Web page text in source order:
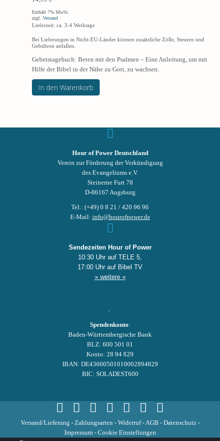
Enthält 7% MwSt.
zzgl. Versand
Lieferzeit: ca. 3-4 Werktage
Bei Lieferungen in Nicht-EU-Länder können zusätzliche Zölle, Steuern und
Gebühren anfallen.
Gebetstagebuch: Beten mit den Psalmen – Eine Anleitung, um mit
Hilfe der Bibel in der Nähe zu Gott, zu wachsen.
In den Warenkorb
Hour of Power Deutschland
Verein zur Förderung der Verkündigung
des Evangeliums e.V.
Steinerne Furt 78
D-86167 Augsburg
Tel.: (+49) 0 8 21 / 420 96 96
E-Mail: info@hourofpower.de
Sendezeiten Hour of Power
10:30 Uhr auf TELE 5,
17:00 Uhr auf Bibel TV
» weitere «
Spendenkonto:
Baden-Württembergische Bank
BLZ: 600 501 01
Konto: 28 94 829
IBAN: DE43600501010002894829
BIC: SOLADEST600
Versand/Lieferung - Zahlungsarten - Widerruf- AGB - Datenschutz-
Impressum- Cookie Einstellungen